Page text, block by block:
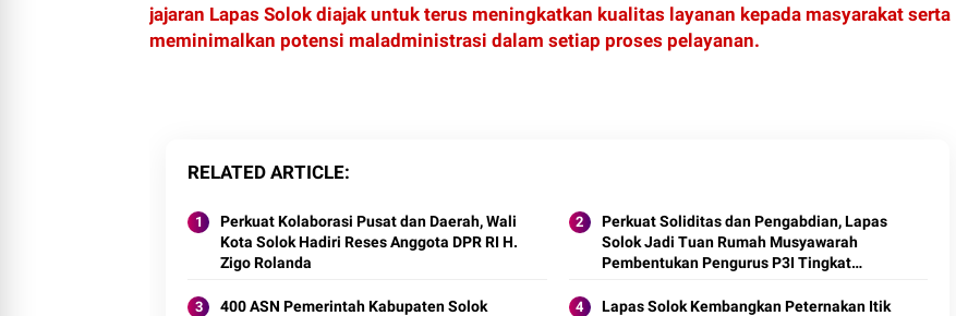
jajaran Lapas Solok diajak untuk terus meningkatkan kualitas layanan kepada masyarakat serta
meminimalkan potensi maladministrasi dalam setiap proses pelayanan.
RELATED ARTICLE
Perkuat Kolaborasi Pusat dan Daerah, Wali
Kota Solok Hadiri Reses Anggota DPR RI H.
Zigo Rolanda
Perkuat Soliditas dan Pengabdian, Lapas
Solok Jadi Tuan Rumah Musyawarah
Pembentukan Pengurus P3I Tingkat
400 ASN Pemerintah Kabupaten Solok
Lapas Solok Kembangkan Peternakan Itik